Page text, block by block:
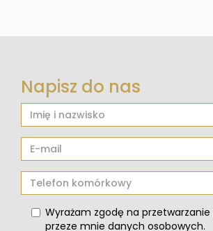
Napisz do nas
Wyrażam zgodę na
przeze mnie danych osobowych.